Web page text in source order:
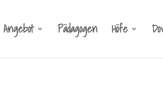
Angebot Pädagogen Höfe